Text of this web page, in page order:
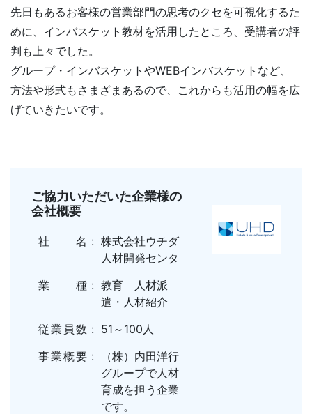
先日もあるお客様の営業部門の思考のクセを可視化するた
めに、インバスケット教材を活用したところ、受講者の評
判も上々でした。
グループ・インバスケットやWEBインバスケットなど、
方法や形式もさまざまあるので、これからも活用の幅を広
げていきたいです。
ご協力いただいた企業様の
会社概要
社名
株式会社ウチダ
人材開発センタ
業種
教育 人材派
遣・人材紹介
従業員数
51～100人
事業概要
（株）内田洋行
グループで人材
育成を担う企業
です。